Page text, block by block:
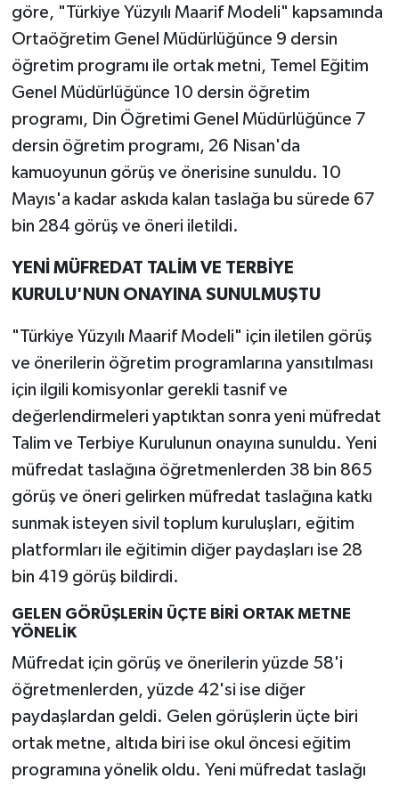
göre, "Türkiye Yüzyılı Maarif Modeli" kapsamında
Ortaöğretim Genel Müdürlüğünce 9 dersin
öğretim programı ile ortak metni, Temel Eğitim
Genel Müdürlüğünce 10 dersin öğretim
programı, Din Öğretimi Genel Müdürlüğünce 7
dersin öğretim programı, 26 Nisan'da
kamuoyunun görüş ve önerisine sunuldu. 10
Mayıs'a kadar askıda kalan taslağa bu sürede 67
bin 284 görüş ve öneri iletildi.
YENİ MÜFREDAT TALİM VE TERBİYE
KURULU'NUN ONAYINA SUNULMUŞTU
"Türkiye Yüzyılı Maarif Modeli" için iletilen görüş
ve önerilerin öğretim programlarına yansıtılması
için ilgili komisyonlar gerekli tasnif ve
değerlendirmeleri yaptıktan sonra yeni müfredat
Talim ve Terbiye Kurulunun onayına sunuldu. Yeni
müfredat taslağına öğretmenlerden 38 bin 865
görüş ve öneri gelirken müfredat taslağına katkı
sunmak isteyen sivil toplum kuruluşları, eğitim
platformları ile eğitimin diğer paydaşları ise 28
bin 419 görüş bildirdi.
GELEN GÖRÜŞLERİN ÜÇTE BİRİ ORTAK METNE
YÖNELİK
Müfredat için görüş ve önerilerin yüzde 58'i
öğretmenlerden, yüzde 42'si ise diğer
paydaşlardan geldi. Gelen görüşlerin üçte biri
ortak metne, altıda biri ise okul öncesi eğitim
programına yönelik oldu. Yeni müfredat taslağı